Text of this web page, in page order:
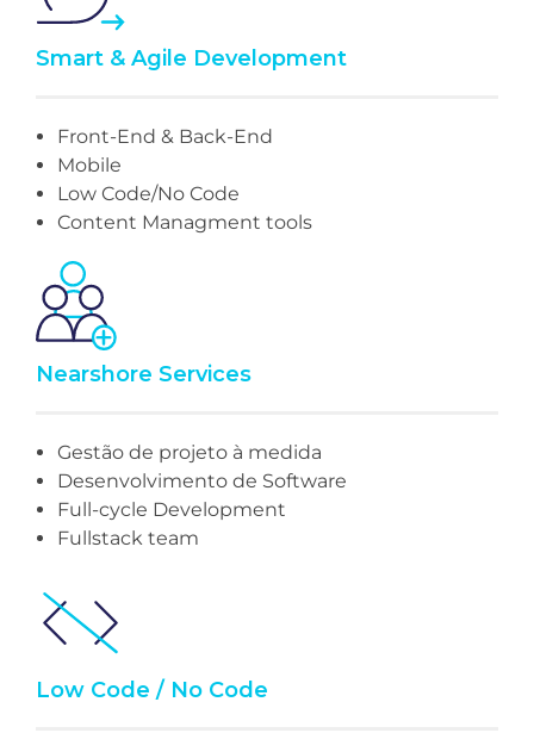
Smart & Agile Development
Front-End & Back-End
Mobile
Low Code/No Code
Content Managment tools
Nearshore Services
Gestão de projeto à medida
Desenvolvimento de Software
Full-cycle Development
Fullstack team
Low Code / No Code